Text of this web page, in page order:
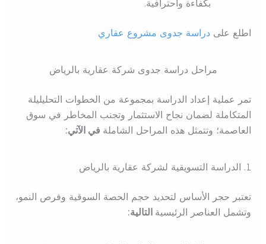
اطلع على دراسة جدوى مشروع عقاري
مراحل دراسة جدوى شركة عقارية بالرياض
تمر عملية إعداد الدراسة بمجموعة من الخطوات التحليليلة
المتكاملة لضمان نجاح الاستثمار وتجنب المخاطر في سوق
العاصمة؛ وتتمثل هذه المراحل الشاملةفي الآتي:
1. الدراسة التسويقية لشركة عقارية بالرياض
تعتبر حجر الأساس لتحديد حجم الحصة السوقية وفرص النمو،
وتشمل العناصر الرئيسيةالتالية: